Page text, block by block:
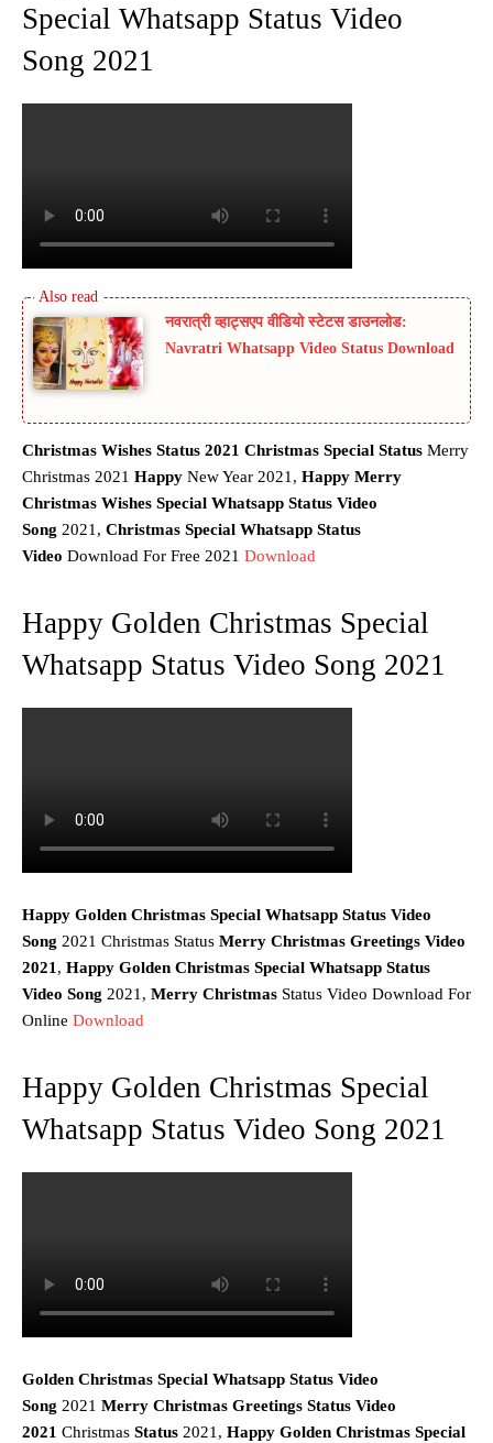
Special Whatsapp Status Video
Song 2021
नवरात्री व्हाट्सएप वीडियो स्टेटस डाउनलोड:
Navratri Whatsapp Video Status Download
Christmas Wishes Status 2021 Christmas Special Status Merry
Christmas 2021 Happy New Year 2021, Happy Merry
Christmas Wishes Special Whatsapp Status Video
Song 2021, Christmas Special Whatsapp Status
Video Download For Free 2021 Download
Happy Golden Christmas Special
Whatsapp Status Video Song 2021
Happy Golden Christmas Special Whatsapp Status Video
Song 2021 Christmas Status Merry Christmas Greetings Video
2021, Happy Golden Christmas Special Whatsapp Status
Video Song 2021, Merry Christmas Status Video Download For
Online Download
Happy Golden Christmas Special
Whatsapp Status Video Song 2021
Golden Christmas Special Whatsapp Status Video
Song 2021 Merry Christmas Greetings Status Video
2021 Christmas Status 2021, Happy Golden Christmas Special